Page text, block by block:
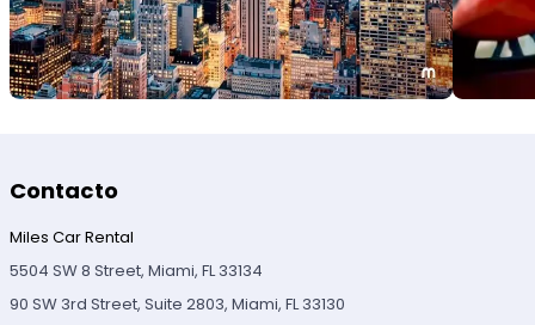
Contacto
Miles Car Rental
5504 SW 8 Street, Miami, FL 33134
90 SW 3rd Street, Suite 2803, Miami, FL 33130